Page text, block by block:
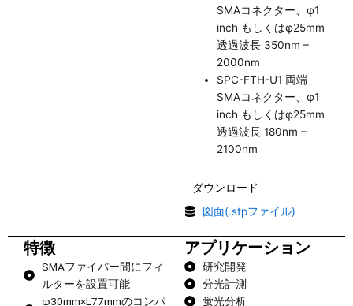
SMAコネクター、φ1
inch もしくはφ25mm
透過波長 350nm –
2000nm
SPC-FTH-U1 両端
SMAコネクター、φ1
inch もしくはφ25mm
透過波長 180nm –
2100nm
ダウンロード
図面(.stpファイル)
特徴
SMAファイバー間にフィ
ルターを設置可能
φ30mm×L77mmのコンパ
アプリケーション
研究開発
分光計測
蛍光分析